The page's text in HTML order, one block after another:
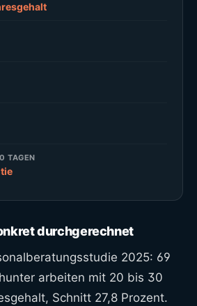
TAGEN
durchgerechnet
2025: 69
arbeiten mit 20 bis 30
Schnitt 27,8 Prozent.